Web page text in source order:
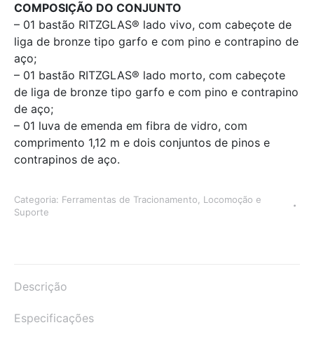
COMPOSIÇÃO DO CONJUNTO
– 01 bastão RITZGLAS® lado vivo, com cabeçote de
liga de bronze tipo garfo e com pino e contrapino de
aço;
– 01 bastão RITZGLAS® lado morto, com cabeçote
de liga de bronze tipo garfo e com pino e contrapino
de aço;
– 01 luva de emenda em fibra de vidro, com
comprimento 1,12 m e dois conjuntos de pinos e
contrapinos de aço.
Categoria: Ferramentas de Tracionamento, Locomoção e
Suporte
Descrição
Especificações